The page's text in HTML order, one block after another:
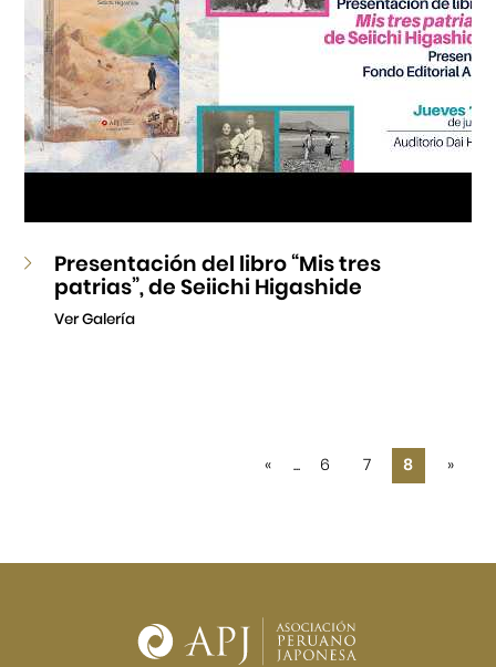
Presentación del libro “Mis tres
patrias”, de Seiichi Higashide
Ver Galería
« ... 6 7 8 »